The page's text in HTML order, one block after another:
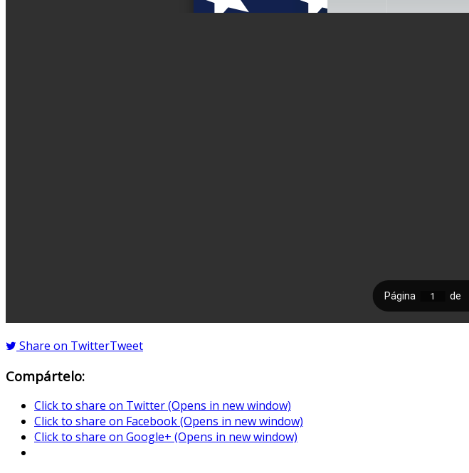
Share on TwitterTweet
Compártelo:
Click to share on Twitter (Opens in new window)
Click to share on Facebook (Opens in new window)
Click to share on Google+ (Opens in new window)